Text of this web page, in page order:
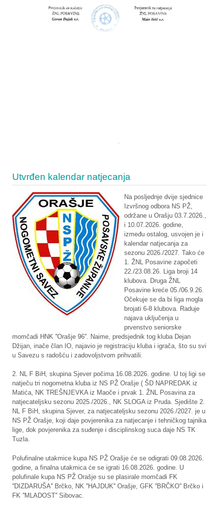
Utvrđen kalendar natjecanja
Na posljednje dvije sjednice
Izvršnog odbora NS PŽ,
održane u Orašju 03.7.2026.,
i 10.07.2026. godine,
između ostalog, usvojen je i
kalendar natjecanja za
sezonu 2026./2027. Tako će
1. ŽNL Posavine započeti
22./23.08.26. Liga broji 14
klubova. Druga ŽNL
Posavine kreće 05./06.9.26.
Očekuje se da bi liga mogla
brojati 6-8 klubova. Raduje
najava uključenja u
prvenstvo seniorske
momčadi HNK ''Orašje 96''. Naime, predsjednik tog kluba Dejan
Džijan, inače član IO, najavio je registraciju kluba i igrača, što su svi
u Savezu s radošću i zadovoljstvom prihvatili.
2. NL F BiH, skupina Sjever počima 16.08.2026. godine. U toj ligi se
natječu tri nogometna kluba iz NS PŽ Orašje ( ŠD NAPREDAK iz
Matića, NK TREŠNJEVKA iz Maoče i prvak 1. ŽNL Posavina za
natjecateljsku sezonu 2025./2026., NK SLOGA iz Pruda. Sjedište 2.
NL F BiH, skupina Sjever, za natjecateljsku sezonu 2026./2027. je u
NS PŽ Orašje, koji daje povjerenika za natjecanje i tehničkog tajnika
lige, dok povjerenika za suđenje i disciplinskog suca daje NS TK
Tuzla.
Polufinalne utakmice kupa NS PŽ Orašje će se odigrati 09.08.2026.
godine, a finalna utakmica će se igrati 16.08.2026. godine. U
polufinale kupa NS PŽ Orašje su se plasirale momčadi FK
''DIZDARUŠA'' Brčko, NK ''HAJDUK'' Orašje, GFK ''BRČKO'' Brčko i
FK ''MLADOST'' Sibovac.